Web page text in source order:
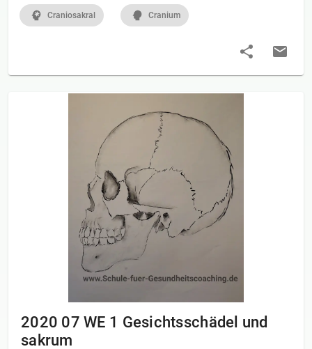
Craniosakral Cranium
2020 07 WE 1 Gesichtsschädel und
sakrum